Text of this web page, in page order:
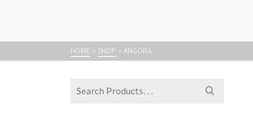
HOME » SHOP » ANGORA